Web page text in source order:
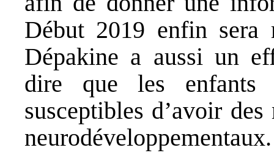
Début 2019 enfin
Dépakine a aussi un
dire que les enfants
susceptibles d’avoir
neurodéveloppementaux.